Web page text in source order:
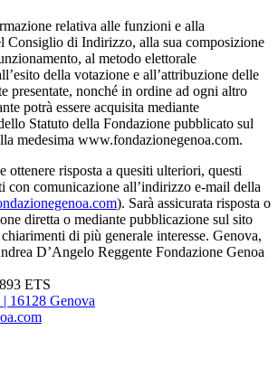
relativa alle funzioni e alla
Consiglio di Indirizzo, alla sua composizione
al metodo elettorale
della votazione e all’attribuzione delle
presentate, nonché in ordine ad ogni altro
potrà essere acquisita mediante
Statuto della Fondazione pubblicato sul
medesima www.fondazionegenoa.com.
ottenere risposta a quesiti ulteriori, questi
con comunicazione all’indirizzo e-mail della
). Sarà assicurata risposta o
diretta o mediante pubblicazione sul sito
di più generale interesse. Genova,
D’Angelo Reggente Fondazione Genoa
ETS
16128 Genova